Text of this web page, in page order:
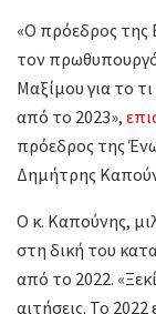
«Ο πρόεδρος της
τον
Μαξίμου για το
από το 2023»,
πρόεδρος της
Δημήτρης
Ο κ. Καπούνης,
στη δική του
από το 2022.
αιτήσεις. Το